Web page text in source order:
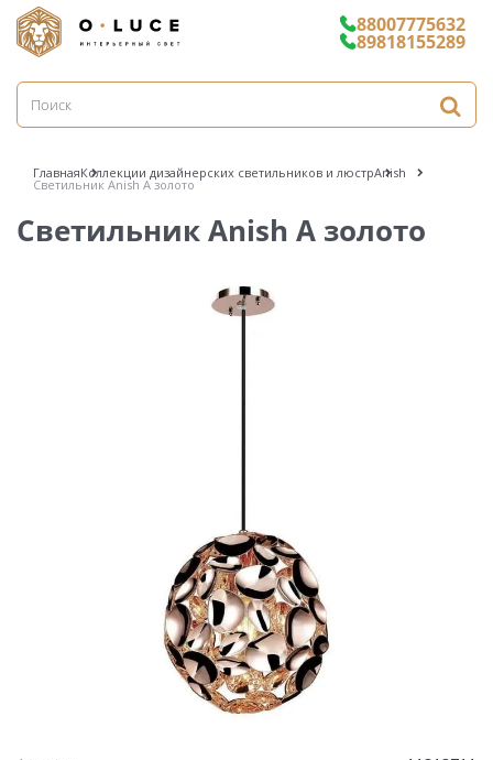
88007775632
89818155289
ГлавнаяКоллекции дизайнерских светильников и люстрAnish
Светильник Anish A золото
Светильник Anish A золото